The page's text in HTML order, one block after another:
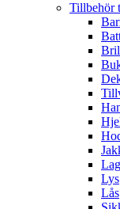
Tillbehör
Lys
Lås